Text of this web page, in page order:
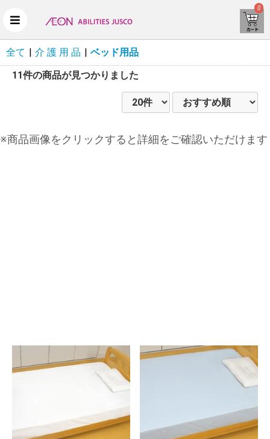
0
全て | 介 護 用 品 | ベッド用品
11件の商品が見つかりました
※商品画像をクリックすると詳細をご確認いただけます